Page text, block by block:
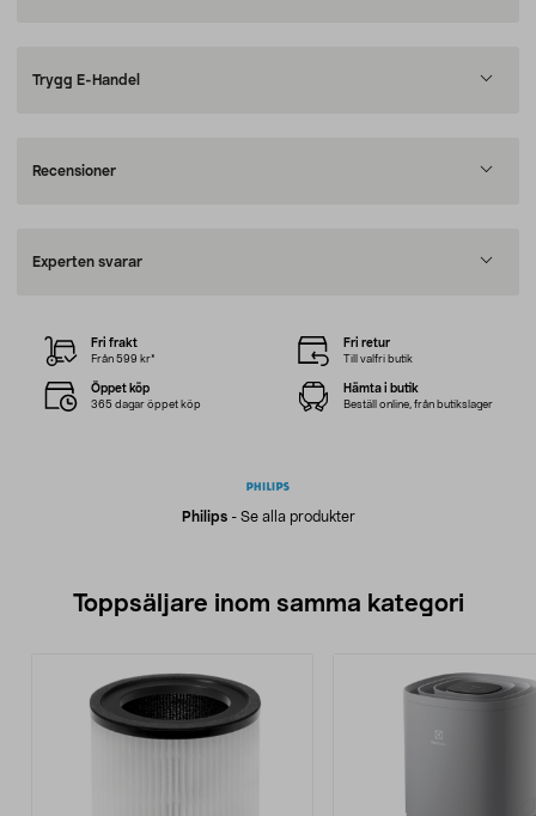
Trygg E-Handel
Recensioner
Experten svarar
Philips- Se alla produkter
Fri frakt
Från 599 kr*
Fri retur
Till valfri butik
Öppet köp
365 dagar öppet köp
Hämta i butik
Beställ online, från butikslager
Toppsäljare inom samma kategori